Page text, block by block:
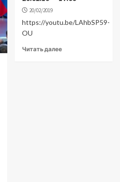
20/02/2019
https://youtu.be/LAhbSP59-
OU
Читать далее